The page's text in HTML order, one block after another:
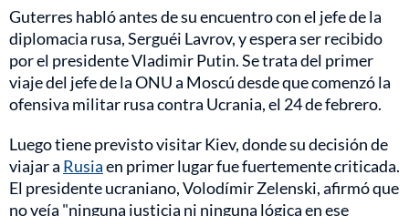
Guterres habló antes de su encuentro con el jefe de la
diplomacia rusa, Serguéi Lavrov, y espera ser recibido
por el presidente Vladimir Putin. Se trata del primer
viaje del jefe de la ONU a Moscú desde que comenzó la
ofensiva militar rusa contra Ucrania, el 24 de febrero.
Luego tiene previsto visitar Kiev, donde su decisión de
viajar a Rusiaen primer lugar fue fuertemente criticada.
El presidente ucraniano, Volodímir Zelenski, afirmó que
no veía "ninguna justicia ni ninguna lógica en ese